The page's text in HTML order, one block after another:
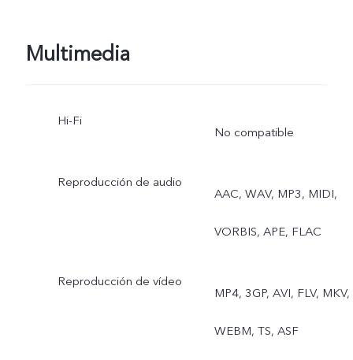
Multimedia
Hi-Fi
No compatible
Reproducción de audio
AAC, WAV, MP3, MIDI,
VORBIS, APE, FLAC
Reproducción de vídeo
MP4, 3GP, AVI, FLV, MKV,
WEBM, TS, ASF